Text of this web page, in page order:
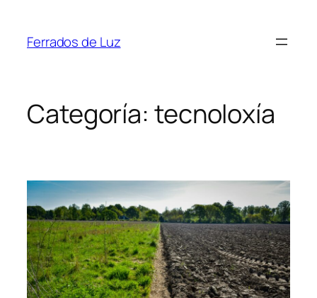
contido
Ferrados de Luz
Categoría: tecnoloxía